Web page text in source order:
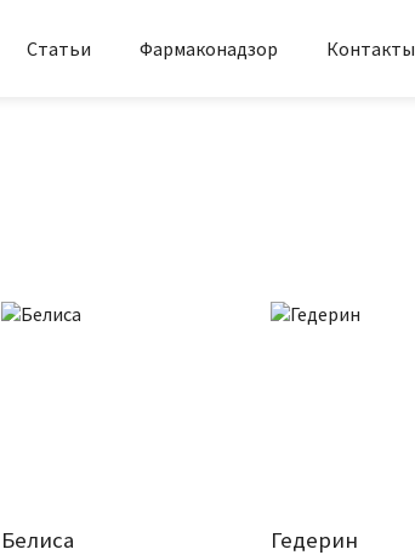
Статьи Фармаконадзор Контакты
Белиса Гедерин